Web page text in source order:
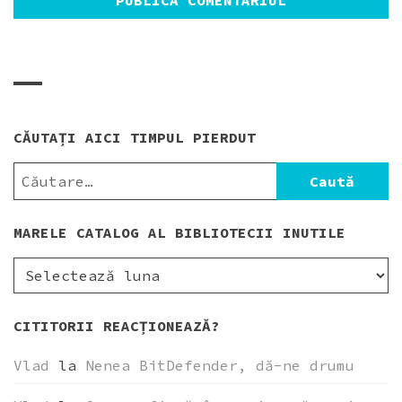
CĂUTAȚI AICI TIMPUL PIERDUT
MARELE CATALOG AL BIBLIOTECII INUTILE
MARELE
CATALOG
BIBLIOTECII
CITITORII REACȚIONEAZĂ?
Vlad la Nenea BitDefender, dă-ne drumu